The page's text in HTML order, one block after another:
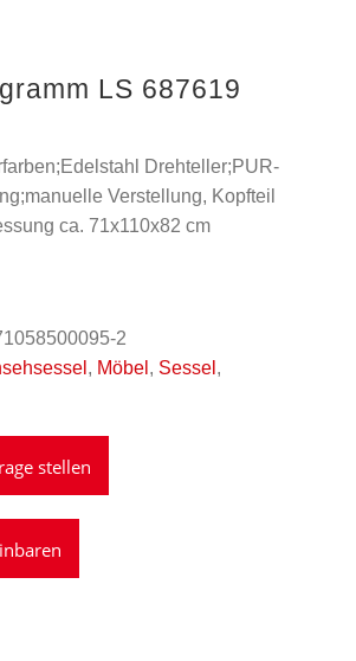
LS 687619
Drehteller;PUR-
Verstellung, Kopfteil
ca. 71x110x82 cm
2
, Möbel , Sessel ,